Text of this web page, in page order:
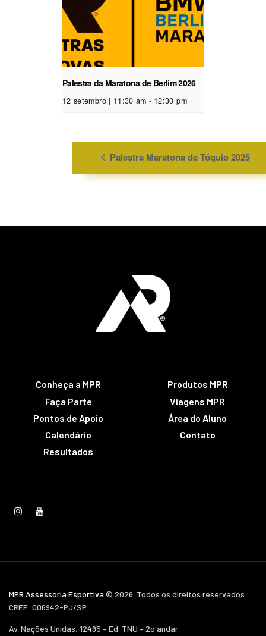
Palestra da Maratona de Berlim 2026
12 setembro | 11:30 am - 12:30 pm
Palestra Maratona de Tóquio 2025
Conheça a MPR
Faça Parte
Pontos de Apoio
Calendário
Resultados
Produtos MPR
Viagens MPR
Área do Aluno
Contato
MPR Assessoria Esportiva © 2026. Todos os direitos reservados.
CREF: 006942-PJ/SP
Av. Nações Unidas, 12495 – Ed. TNU – 2o andar